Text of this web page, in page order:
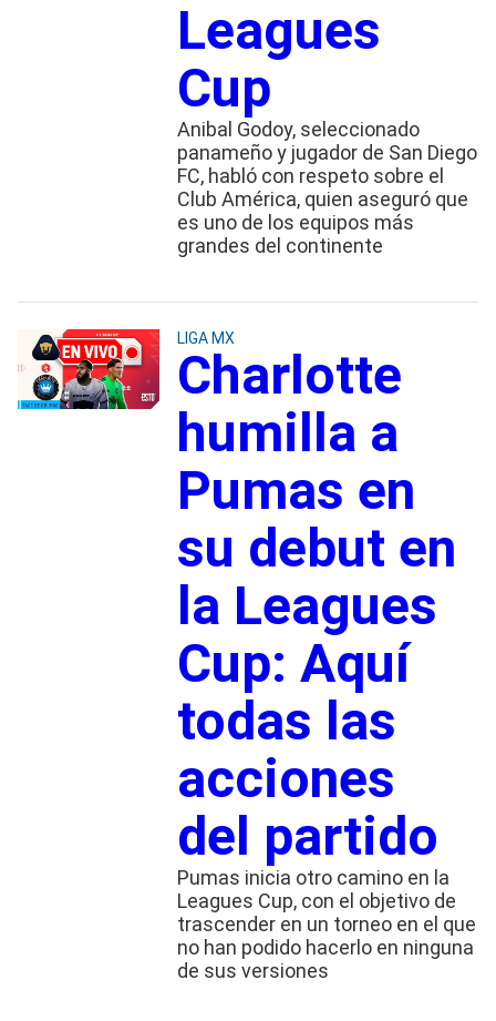
Leagues
Cup
Anibal Godoy, seleccionado
panameño y jugador de San Diego
FC, habló con respeto sobre el
Club América, quien aseguró que
es uno de los equipos más
grandes del continente
LIGA MX
Charlotte
humilla a
Pumas en
su debut en
la Leagues
Cup: Aquí
todas las
acciones
del partido
Pumas inicia otro camino en la
Leagues Cup, con el objetivo de
trascender en un torneo en el que
no han podido hacerlo en ninguna
de sus versiones